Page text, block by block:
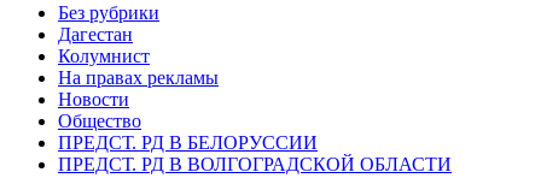
Без рубрики
Дагестан
Колумнист
На правах рекламы
Новости
Общество
ПРЕДСТ. РД В БЕЛОРУССИИ
ПРЕДСТ. РД В ВОЛГОГРАДСКОЙ ОБЛАСТИ